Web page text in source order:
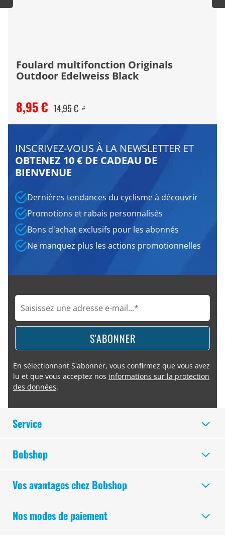
Foulard multifonction Originals
Outdoor Edelweiss Black
8,95 € 14,95 € #
INSCRIVEZ-VOUS À LA NEWSLETTER ET
OBTENEZ 10 € DE CADEAU DE
BIENVENUE
Dernières tendances du cyclisme à découvrir
Promotions et rabais personnalisés
Bons d'achat exclusifs pour les abonnés
Ne manquez plus les actions promotionnelles
S'ABONNER
En sélectionnant S'abonner, vous confirmez que vous avez
lu et que vous acceptez nos informations sur la protection
des données.
Service
Bobshop
Vos avantages chez Bobshop
Nos modes de paiement